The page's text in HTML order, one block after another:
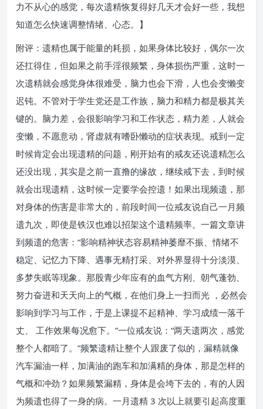
力不从心的感觉，每次遗精恢复得好几天才会好一些，我想
知道怎么快速调整情绪、心态。】
附评：遗精也属于能量的耗损，如果身体比较好，偶尔一次
还扛得住，但如果之前手淫很频繁，身体损伤严重，这时一
次遗精就会感觉身体很难受，脑力也会下滑，人也会变懒变
迟钝。不管对于学生党还是工作族，脑力和精力都是极其关
键的。脑力差，会很影响学习和工作状态，精力差，人就会
变懒，不愿意动，肾虚就有嗜卧懒动的症状表现。戒到一定
时候肯定会出现遗精的问题，刚开始有的戒友还说遗精怎么
还没出现，其实是之前一直撸的缘故，继续戒下去，到时候
就会出现遗精，这时候一定要学会控遗！如果出现频遗，那
对身体的伤害是非常大的，前段时间一位戒友说自己一月频
遗九次，即使是铁汉也难以招架这个遗精频率。一篇文章讲
到频遗的危害：“影响精神状态容易精神萎靡不振、情绪不
稳定、记忆力下降、遇事无精打采、对外界显得十分淡漠、
多梦失眠等现象。那股青少年应有的血气方刚、朝气蓬勃、
努力奋进和天天向上的气概，在他们身上一扫而光 ，必然会
影响到学习与工作，于是上课提不起精神、学习成绩一落千
丈、 工作效果每况愈下。”一位戒友说：“两天遗两次，感觉
整个人都暗了。”频繁遗精让整个人跟废了似的，漏精就像
汽车漏油一样，加满油的跑车和加满精的身体，那是怎样的
气概和冲劲？如果频繁漏精，身体是会垮下去的，有的人因
为频遗也得了一身的病。一月遗精 3 次以上就要引起高度重